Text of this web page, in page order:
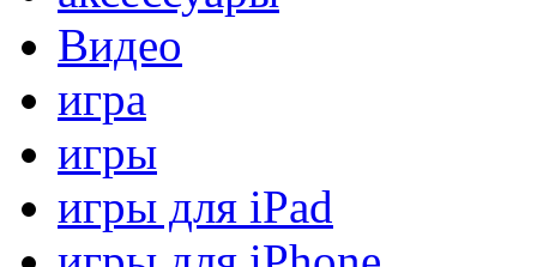
Видео
игра
игры
игры для iPad